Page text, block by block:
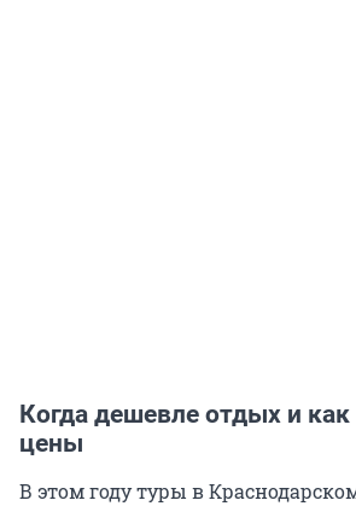
Когда дешевле отдых и
цены
В этом году туры в